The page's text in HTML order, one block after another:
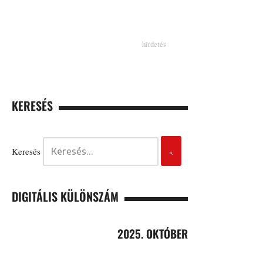
KERESÉS
Keresés
DIGITÁLIS KÜLÖNSZÁM
2025. OKTÓBER